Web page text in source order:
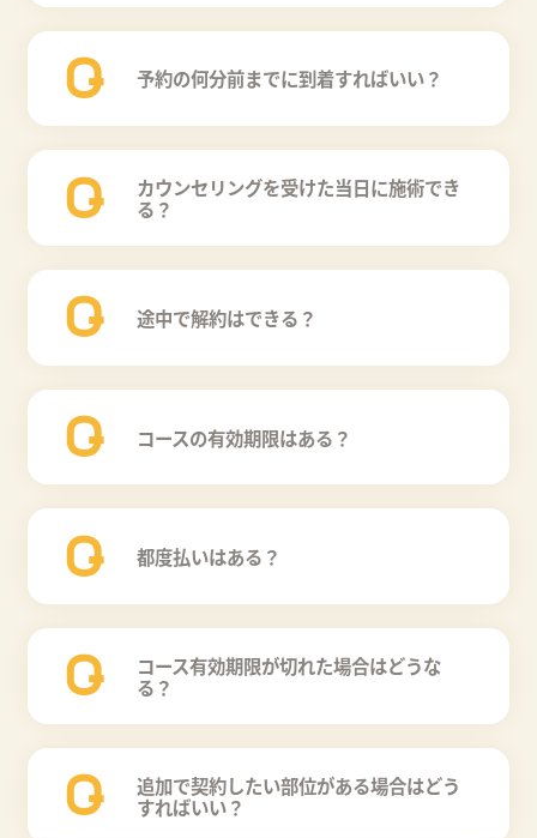
Q 予約の何分前までに到着すればいい？
Q
カウンセリングを受けた当日に施術でき
る？
Q 途中で解約はできる？
Q コースの有効期限はある？
Q 都度払いはある？
Q
コース有効期限が切れた場合はどうな
る？
Q
追加で契約したい部位がある場合はどう
すればいい？